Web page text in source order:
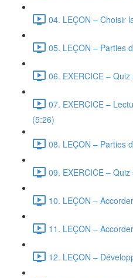
04. LEÇON – Choisir
05. LEÇON – Parties
06. EXERCICE –
07. EXERCICE –
(5:26)
08. LEÇON – Parties
09. EXERCICE –
10. LEÇON –
11. LEÇON –
12. LEÇON –